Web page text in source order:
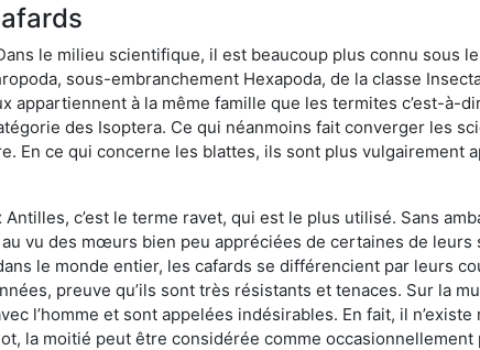
le milieu scientifique, il est beaucoup plus connu sous
sous-embranchement Hexapoda, de la classe
appartiennent à la même famille que les termites c’est-à-
des Isoptera. Ce qui néanmoins fait converger les
En ce qui concerne les blattes, ils sont plus vulgairement
c’est le terme ravet, qui est le plus utilisé. Sans
vu des mœurs bien peu appréciées de certaines de
le monde entier, les cafards se différencient par leurs
preuve qu’ils sont très résistants et tenaces. Sur la
l’homme et sont appelées indésirables. En fait, il
la moitié peut être considérée comme